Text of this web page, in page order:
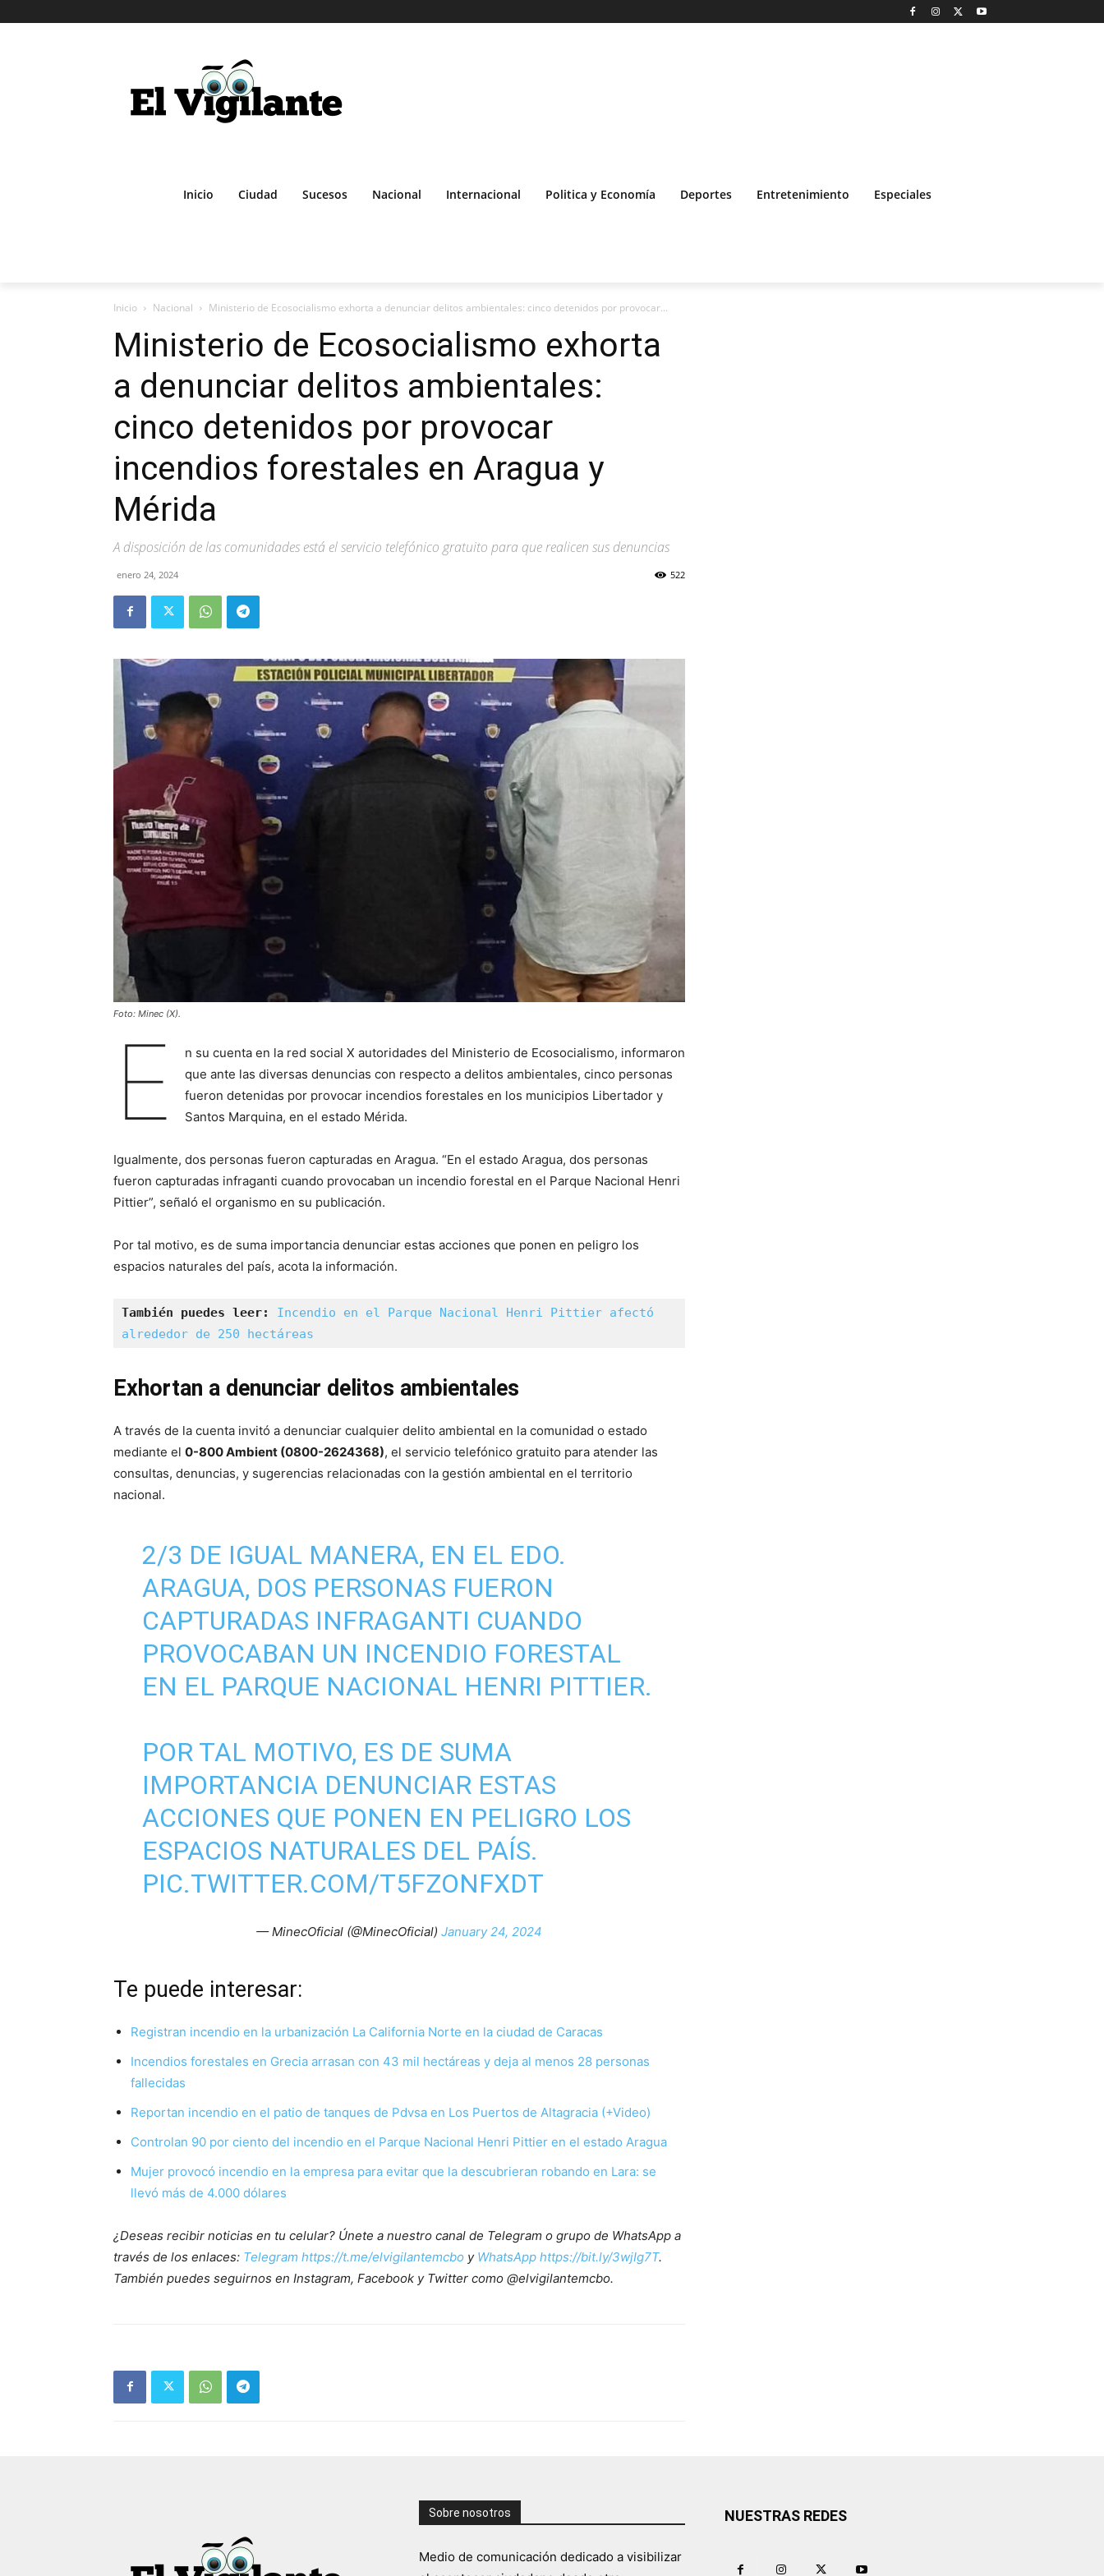
Inicio Ciudad Sucesos Nacional Internacional Politica y Economía Deportes Entretenimiento Especiales
Inicio Nacional Ministerio de Ecosocialismo exhorta a denunciar delitos ambientales: cinco detenidos por provocar...
Ministerio de Ecosocialismo exhorta
a denunciar delitos ambientales:
cinco detenidos por provocar
incendios forestales en Aragua y
Mérida
A disposición de las comunidades está el servicio telefónico gratuito para que realicen sus denuncias
enero 24, 2024 522
Foto: Minec (X).
E
n su cuenta en la red social X autoridades del Ministerio de Ecosocialismo, informaron
que ante las diversas denuncias con respecto a delitos ambientales, cinco personas
fueron detenidas por provocar incendios forestales en los municipios Libertador y
Santos Marquina, en el estado Mérida.
Igualmente, dos personas fueron capturadas en Aragua. “En el estado Aragua, dos personas
fueron capturadas infraganti cuando provocaban un incendio forestal en el Parque Nacional Henri
Pittier”, señaló el organismo en su publicación.
Por tal motivo, es de suma importancia denunciar estas acciones que ponen en peligro los
espacios naturales del país, acota la información.
También puedes leer:
Incendio en el Parque Nacional Henri Pittier afectó
alrededor de 250 hectáreas
Exhortan a denunciar delitos ambientales
A través de la cuenta invitó a denunciar cualquier delito ambiental en la comunidad o estado
mediante el 0-800 Ambient (0800-2624368), el servicio telefónico gratuito para atender las
consultas, denuncias, y sugerencias relacionadas con la gestión ambiental en el territorio
nacional.
2/3 DE IGUAL MANERA, EN EL EDO.
ARAGUA, DOS PERSONAS FUERON
CAPTURADAS INFRAGANTI CUANDO
PROVOCABAN UN INCENDIO FORESTAL
EN EL PARQUE NACIONAL HENRI PITTIER.
POR TAL MOTIVO, ES DE SUMA
IMPORTANCIA DENUNCIAR ESTAS
ACCIONES QUE PONEN EN PELIGRO LOS
ESPACIOS NATURALES DEL PAÍS.
PIC.TWITTER.COM/T5FZONFXDT
— MinecOficial (@MinecOficial) January 24, 2024
Te puede interesar:
Registran incendio en la urbanización La California Norte en la ciudad de Caracas
Incendios forestales en Grecia arrasan con 43 mil hectáreas y deja al menos 28 personas
fallecidas
Reportan incendio en el patio de tanques de Pdvsa en Los Puertos de Altagracia (+Video)
Controlan 90 por ciento del incendio en el Parque Nacional Henri Pittier en el estado Aragua
Mujer provocó incendio en la empresa para evitar que la descubrieran robando en Lara: se
llevó más de 4.000 dólares
¿Deseas recibir noticias en tu celular? Únete a nuestro canal de Telegram o grupo de WhatsApp a
través de los enlaces: Telegram https://t.me/elvigilantemcbo y WhatsApp https://bit.ly/3wjIg7T.
También puedes seguirnos en Instagram, Facebook y Twitter como @elvigilantemcbo.
Sobre nosotros
Medio de comunicación dedicado a visibilizar
NUESTRAS REDES